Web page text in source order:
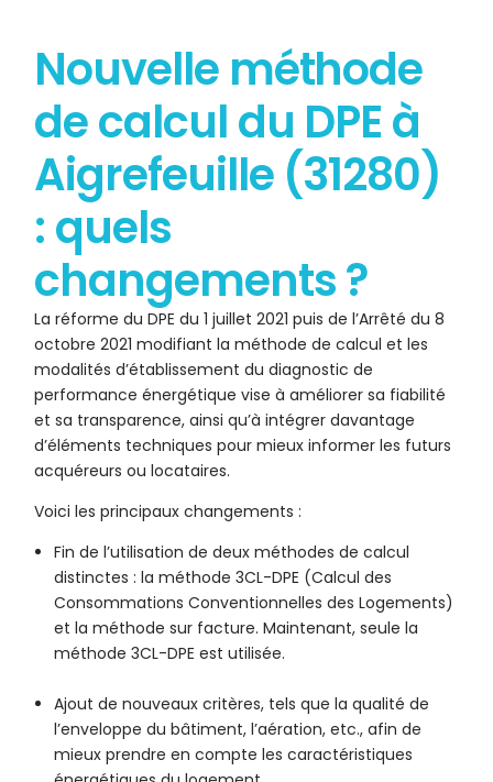
Nouvelle méthode
de calcul du DPE à
Aigrefeuille (31280)
: quels
changements ?
La réforme du DPE du 1 juillet 2021 puis de l’Arrêté du 8
octobre 2021 modifiant la méthode de calcul et les
modalités d’établissement du diagnostic de
performance énergétique vise à améliorer sa fiabilité
et sa transparence, ainsi qu’à intégrer davantage
d’éléments techniques pour mieux informer les futurs
acquéreurs ou locataires.
Voici les principaux changements :
Fin de l’utilisation de deux méthodes de calcul
distinctes : la méthode 3CL-DPE (Calcul des
Consommations Conventionnelles des Logements)
et la méthode sur facture. Maintenant, seule la
méthode 3CL-DPE est utilisée.
Ajout de nouveaux critères, tels que la qualité de
l’enveloppe du bâtiment, l’aération, etc., afin de
mieux prendre en compte les caractéristiques